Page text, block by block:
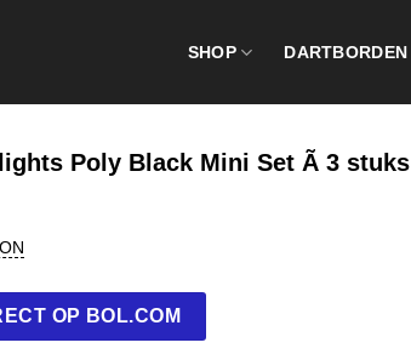
SHOP DARTBORDEN
Poly Black Mini Set Ã 3 stuks
OP BOL.COM